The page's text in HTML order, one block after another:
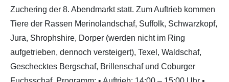
Zuchering der 8. Abendmarkt statt. Zum Auftrieb kommen
Tiere der Rassen Merinolandschaf, Suffolk, Schwarzkopf,
Jura, Shrophshire, Dorper (werden nicht im Ring
aufgetrieben, dennoch versteigert), Texel, Waldschaf,
Geschecktes Bergschaf, Brillenschaf und Coburger